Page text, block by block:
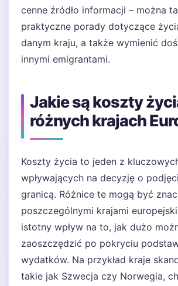
cenne źródło informacji – można
praktyczne porady dotyczące
danym kraju, a także wymienić
innymi emigrantami.
Jakie są koszty
różnych krajach
Koszty życia to jeden z
wpływających na decyzję o
granicą. Różnice te mogą być
poszczególnymi krajami
istotny wpływ na to, jak dużo
zaoszczędzić po pokryciu
wydatków. Na przykład kraje
takie jak Szwecja czy Norwegia,